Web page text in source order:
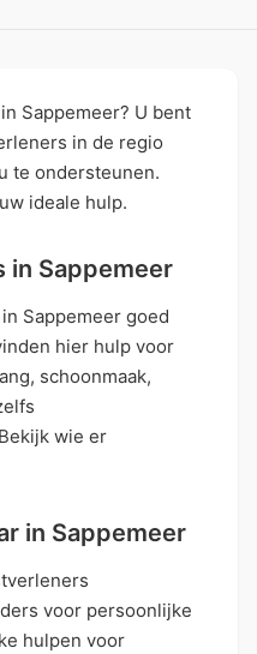
Sappemeer? U bent
in de regio
te ondersteunen.
ideale hulp.
in Sappemeer
Sappemeer goed
hier hulp voor
schoonmaak,
wie er
in Sappemeer
voor persoonlijke
hulpen voor